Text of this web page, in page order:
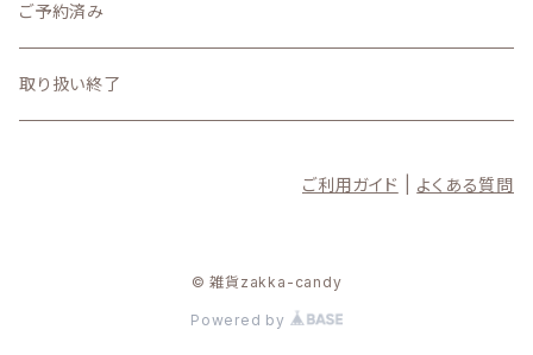
ご予約済み
取り扱い終了
ご利用ガイド よくある質問
© 雑貨zakka-candy
Powered by